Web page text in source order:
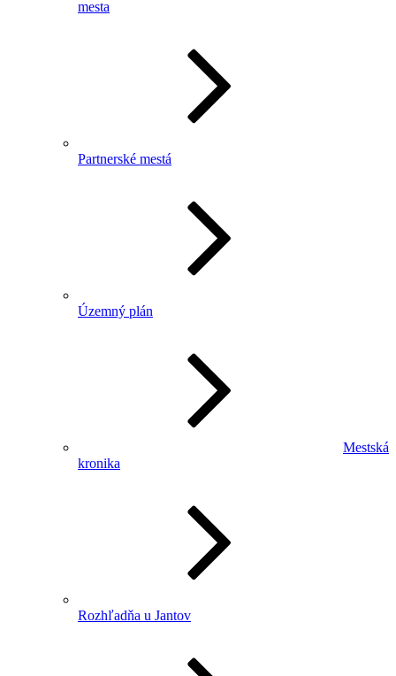
mesta
Partnerské mestá
Územný plán
Mestská
kronika
Rozhľadňa u Jantov